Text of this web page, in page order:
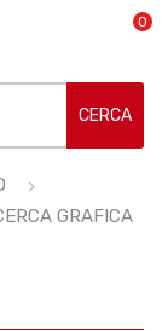
0
CERCA
GRAFICA